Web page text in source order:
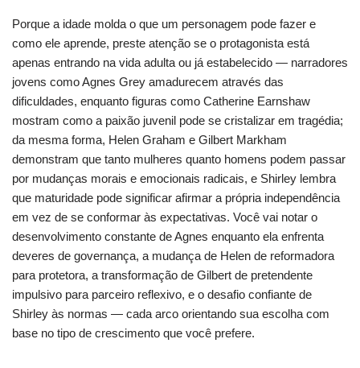
Porque a idade molda o que um personagem pode fazer e
como ele aprende, preste atenção se o protagonista está
apenas entrando na vida adulta ou já estabelecido — narradores
jovens como Agnes Grey amadurecem através das
dificuldades, enquanto figuras como Catherine Earnshaw
mostram como a paixão juvenil pode se cristalizar em tragédia;
da mesma forma, Helen Graham e Gilbert Markham
demonstram que tanto mulheres quanto homens podem passar
por mudanças morais e emocionais radicais, e Shirley lembra
que maturidade pode significar afirmar a própria independência
em vez de se conformar às expectativas. Você vai notar o
desenvolvimento constante de Agnes enquanto ela enfrenta
deveres de governança, a mudança de Helen de reformadora
para protetora, a transformação de Gilbert de pretendente
impulsivo para parceiro reflexivo, e o desafio confiante de
Shirley às normas — cada arco orientando sua escolha com
base no tipo de crescimento que você prefere.